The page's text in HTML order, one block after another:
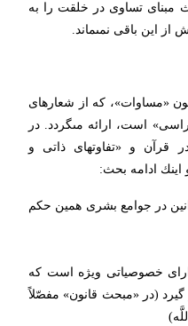
تساوى در خلقت را به
از این باقى نمى‏ماند.
«مساوات»، كه از شعارهاى
است، ارائه مى‏گردد. در
قرآن و «تفاوت‏هاى ذاتى و
ادامه بحث:
در جوامع بشرى همین حكم
خصوصیاتى ویژه است كه
گیرد (در «مبحث قانون» مفصّلاً